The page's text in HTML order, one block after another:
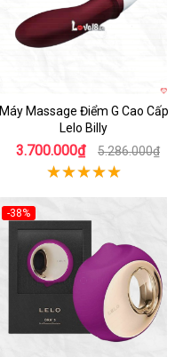
Máy Massage Điểm G Cao Cấp
Lelo Billy
3.700.000₫ 5.286.000₫
-38%
Hot